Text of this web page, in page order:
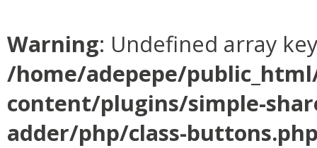
Warning: Undefined array
/home/adepepe/
content/plugins/simple-
adder/php/class-